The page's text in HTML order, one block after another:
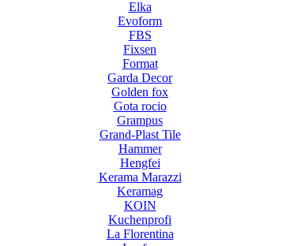
Elka
Evoform
FBS
Fixsen
Format
Garda Decor
Golden fox
Gota rocio
Grampus
Grand-Plast Tile
Hammer
Hengfei
Kerama Marazzi
Keramag
KOIN
Kuchenprofi
La Florentina